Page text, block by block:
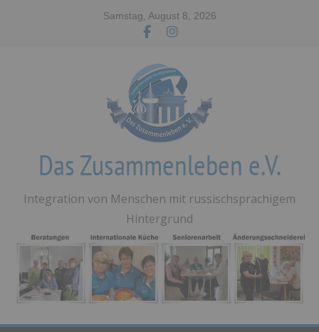
Samstag, August 8, 2026
Das Zusammenleben e.V.
Integration von Menschen mit russischsprachigem
Hintergrund